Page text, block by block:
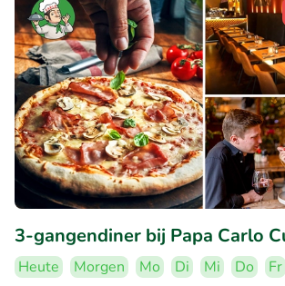
3-gangendiner bij Papa Carlo
Heute Morgen Mo Di Mi Do
Fr